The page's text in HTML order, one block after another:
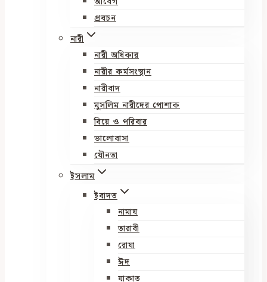
প্রবচন
নারী
নারী অধিকার
নারীর কর্মসংস্থান
নারীবাদ
মুসলিম নারীদের পোশাক
বিয়ে ও পরিবার
ভালোবাসা
যৌনতা
ইসলাম
ইবাদত
নামায
তারাবী
রোযা
ঈদ
যাকাত